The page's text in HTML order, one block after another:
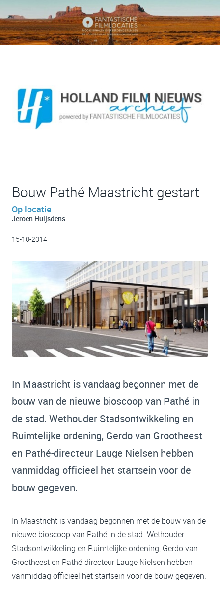
Bouw Pathé Maastricht gestart
Op locatie
Jeroen Huijsdens
15-10-2014
In Maastricht is vandaag begonnen met de
bouw van de nieuwe bioscoop van Pathé in
de stad. Wethouder Stadsontwikkeling en
Ruimtelijke ordening, Gerdo van Grootheest
en Pathé-directeur Lauge Nielsen hebben
vanmiddag officieel het startsein voor de
bouw gegeven.
In Maastricht is vandaag begonnen met de bouw van de
nieuwe bioscoop van Pathé in de stad. Wethouder
Stadsontwikkeling en Ruimtelijke ordening, Gerdo van
Grootheest en Pathé-directeur Lauge Nielsen hebben
vanmiddag officieel het startsein voor de bouw gegeven.